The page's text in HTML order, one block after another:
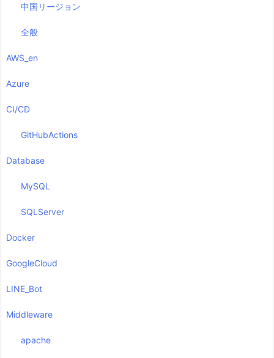
中国リージョン
全般
AWS_en
Azure
CI/CD
GitHubActions
Database
MySQL
SQLServer
Docker
GoogleCloud
LINE_Bot
Middleware
apache